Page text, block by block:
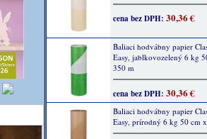
cena bez DPH: 30,36 €
Baliaci hodvábny papier
Easy, jablkovozelený 6 kg
350 m
cena bez DPH: 30,36 €
Baliaci hodvábny papier
Easy, prírodný 6 kg 50 cm